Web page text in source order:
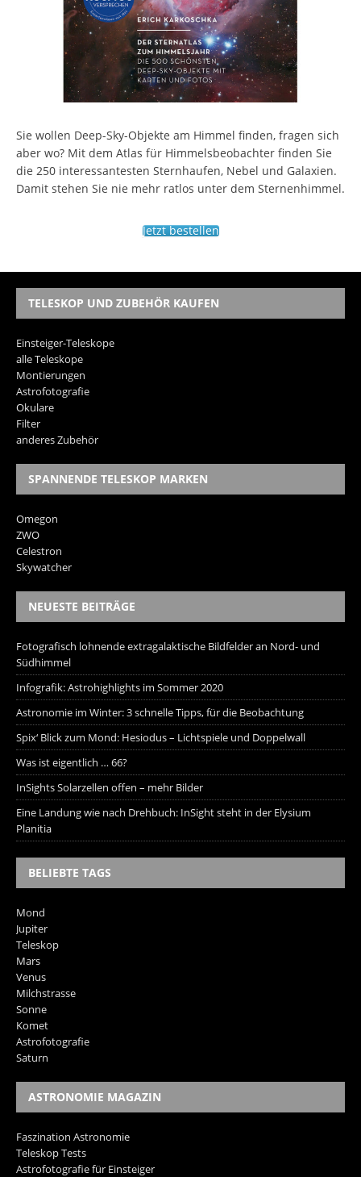
Sie wollen Deep-Sky-Objekte am Himmel finden, fragen sich
aber wo? Mit dem Atlas für Himmelsbeobachter finden Sie
die 250 interessantesten Sternhaufen, Nebel und Galaxien.
Damit stehen Sie nie mehr ratlos unter dem Sternenhimmel.
Jetzt bestellen
TELESKOP UND ZUBEHÖR KAUFEN
Einsteiger-Teleskope
alle Teleskope
Montierungen
Astrofotografie
Okulare
Filter
anderes Zubehör
SPANNENDE TELESKOP MARKEN
Omegon
ZWO
Celestron
Skywatcher
NEUESTE BEITRÄGE
Fotografisch lohnende extragalaktische Bildfelder an Nord- und
Südhimmel
Infografik: Astrohighlights im Sommer 2020
Astronomie im Winter: 3 schnelle Tipps, für die Beobachtung
Spix‘ Blick zum Mond: Hesiodus – Lichtspiele und Doppelwall
Was ist eigentlich … 66?
InSights Solarzellen offen – mehr Bilder
Eine Landung wie nach Drehbuch: InSight steht in der Elysium
Planitia
BELIEBTE TAGS
Mond
Jupiter
Teleskop
Mars
Venus
Milchstrasse
Sonne
Komet
Astrofotografie
Saturn
ASTRONOMIE MAGAZIN
Faszination Astronomie
Teleskop Tests
Astrofotografie für Einsteiger